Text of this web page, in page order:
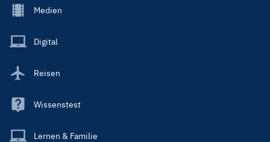
Footer
Main
Medien
Digital
Reisen
Wissenstest
Lernen & Familie